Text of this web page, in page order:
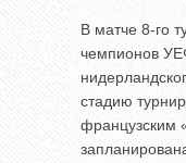
В матче 8-го
чемпионов
стадию
французским